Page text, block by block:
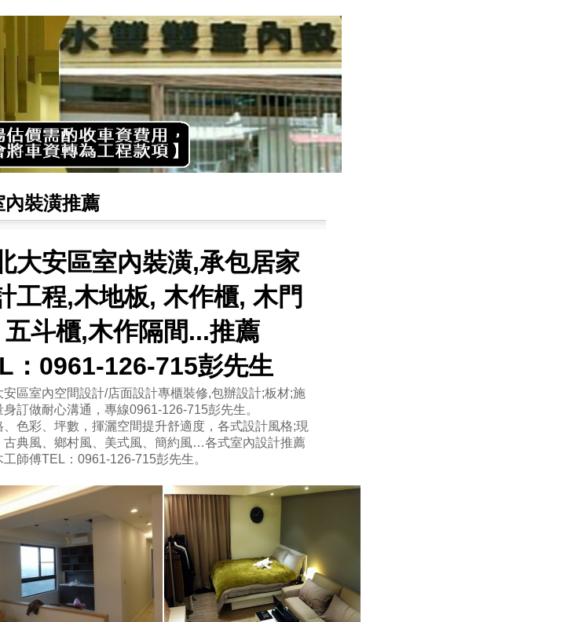
內裝潢推薦
大安區室內裝潢,承包居家
工程,木地板, 木作櫃, 木門
五斗櫃,木作隔間...推薦
：0961-126-715彭先生
安區室內空間設計/店面設計專櫃裝修,包辦設計;板材;施
身訂做耐心溝通，專線0961-126-715彭先生。
、色彩、坪數，揮灑空間提升舒適度，各式設計風格;現
古典風、鄉村風、美式風、簡約風…各式室內設計推薦
工師傅TEL：0961-126-715彭先生。